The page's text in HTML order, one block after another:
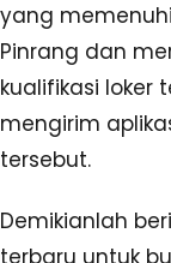
yang
Pinrang dan
kualifikasi loker
mengirim
tersebut.
Demikianlah
terbaru untuk